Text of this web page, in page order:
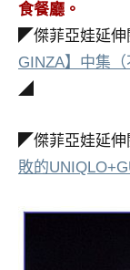
食餐廳。
◤傑菲亞娃延伸
GINZA】中集
◢
◤傑菲亞娃延伸
敗的